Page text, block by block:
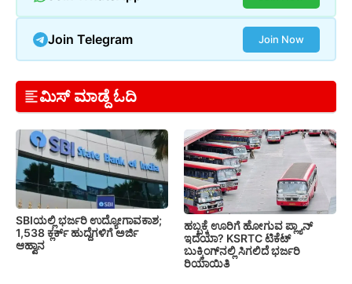
Join Telegram Join Now
ಮಿಸ್ ಮಾಡ್ದೆ ಓದಿ
SBIಯಲ್ಲಿ ಭರ್ಜರಿ ಉದ್ಯೋಗಾವಕಾಶ;
1,538 ಕ್ಲರ್ಕ್ ಹುದ್ದೆಗಳಿಗೆ ಅರ್ಜಿ
ಆಹ್ವಾನ
ಹಬ್ಬಕ್ಕೆ ಊರಿಗೆ ಹೋಗುವ ಪ್ಲ್ಯಾನ್
ಇದೆಯಾ? KSRTC ಟಿಕೆಟ್
ಬುಕ್ಕಿಂಗ್‌ನಲ್ಲಿ ಸಿಗಲಿದೆ ಭರ್ಜರಿ
ರಿಯಾಯಿತಿ